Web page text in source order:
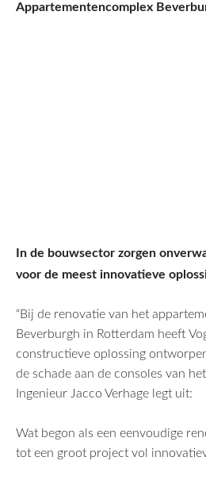
Appartementencomplex
In de bouwsector zorgen
voor de meest innovatieve
“Bij de renovatie van het
Beverburgh in Rotterdam heeft
constructieve oplossing
de schade aan de consoles van
Ingenieur Jacco Verhage legt uit:
Wat begon als een eenvoudige
tot een groot project vol